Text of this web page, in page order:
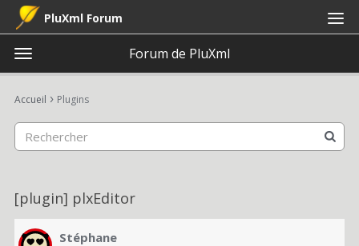
PluXml Forum
t
g
e
n
u
Forum de PluXml
Catégories
Discussions
Activité
Connexion
Accueil › Plugins
[plugin] plxEditor
Stéphane